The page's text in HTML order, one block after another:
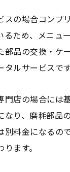
スの場合コンプ
るため、メニュ
部品の交換・ケ
ルサービスです
門店の場合には
なり、磨耗部品
別料金になるの
ます。